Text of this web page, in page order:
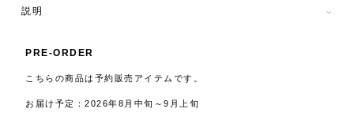
説明
PRE-ORDER
こちらの商品は予約販売アイテムです。
お届け予定：2026年8月中旬～9月上旬